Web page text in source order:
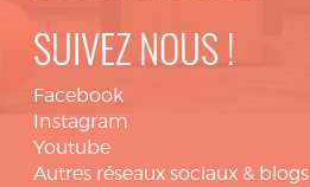
SUIVEZ NOUS !
Facebook
Instagram
Youtube
Autres réseaux sociaux & blogs